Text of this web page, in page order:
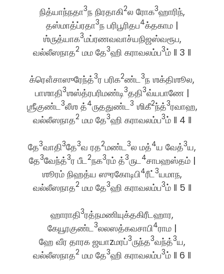
நித்யாந்நதா3ந நிரதாகி2ல ரோக3ஹாரிந்,
தஸ்மாத்ப்ரதா3ந பரிபூரிதப4க்தகாம |
ஶ்ருத்யாக3மப்ரணவவாச்யநிஜஸ்வரூப,
வல்லீஸநாத2 மம தே3ஹி கராவலம்ப3ம் ‖ 3 ‖
க்ரௌஂசாஸுரேந்த்3ர பரிக2ண்ட3ந ஶக்திஶூல,
பாஶாதி3ஶஸ்த்ரபரிமண்டி3ததி3வ்யபாணே |
ஶ்ரீகுண்ட3லீஶ த்4ருததுண்ட3 ஶிகீ2ந்த்3ரவாஹ,
வல்லீஸநாத2 மம தே3ஹி கராவலம்ப3ம் ‖ 4 ‖
தே3வாதி3தே3வ ரத2மண்ட3ல மத்4ய வேத்3ய,
தே3வேந்த்3ர பீட2நக3ரம் த்3ருட4சாபஹஸ்தம் |
ஶூரம் நிஹத்ய ஸுரகோடிபி4ரீட்3யமாந,
வல்லீஸநாத2 மம தே3ஹி கராவலம்ப3ம் ‖ 5 ‖
ஹாராதி3ரத்நமணியுக்தகிரீடஹார,
கேயூரகுண்ட3லலஸத்கவசாபி4ராம |
ஹே வீர தாரக ஜயாzமரப்3ருந்த3வந்த்3ய,
வல்லீஸநாத2 மம தே3ஹி கராவலம்ப3ம் ‖ 6 ‖